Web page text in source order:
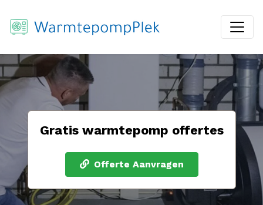
Gratis warmtepomp offertes
Offerte Aanvragen